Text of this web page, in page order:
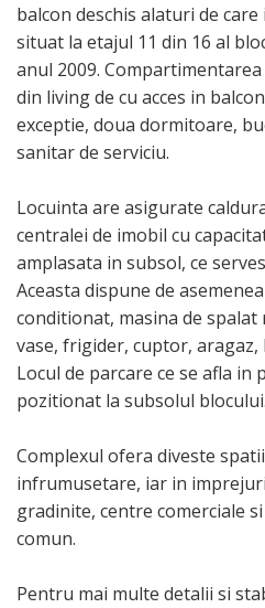
balcon deschis alaturi de
situat la etajul 11 din 16 al
anul 2009.
din living de cu acces in
exceptie, doua dormitoare,
sanitar de serviciu.
Locuinta are asigurate
centralei de imobil cu
amplasata in subsol, ce
Aceasta dispune de
conditionat, masina de
vase, frigider, cuptor, aragaz,
Locul de parcare ce se afla in
pozitionat la subsolul blocului.
Complexul ofera diveste
infrumusetare, iar in
gradinite, centre comerciale
comun.
Pentru mai multe detalii si